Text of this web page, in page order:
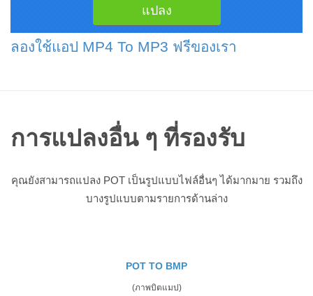
ลองใช้แอป MP4 To MP3 ฟรีของเรา
การแปลงอื่น ๆ ที่รองรับ
คุณยังสามารถแปลง POT เป็นรูปแบบไฟล์อื่นๆ ได้มากมาย รวมถึง
บางรูปแบบตามรายการด้านล่าง
POT TO BMP
(ภาพบิตแมป)